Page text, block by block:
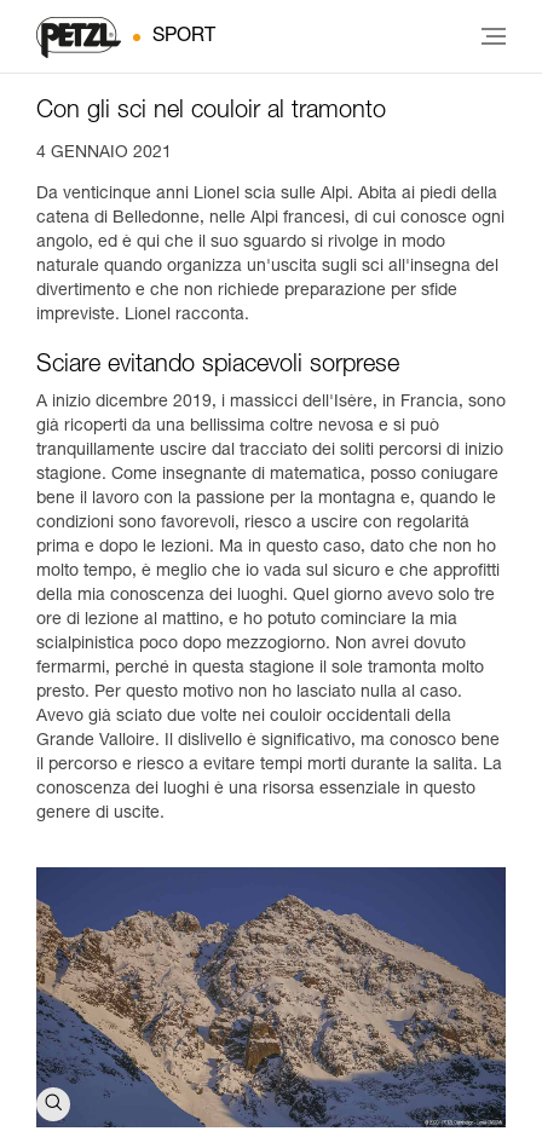
SPORT
Con gli sci nel couloir al tramonto
4 GENNAIO 2021
Da venticinque anni Lionel scia sulle Alpi. Abita ai piedi della
catena di Belledonne, nelle Alpi francesi, di cui conosce ogni
angolo, ed è qui che il suo sguardo si rivolge in modo
naturale quando organizza un'uscita sugli sci all'insegna del
divertimento e che non richiede preparazione per sfide
impreviste. Lionel racconta.
Sciare evitando spiacevoli sorprese
A inizio dicembre 2019, i massicci dell'Isère, in Francia, sono
già ricoperti da una bellissima coltre nevosa e si può
tranquillamente uscire dal tracciato dei soliti percorsi di inizio
stagione. Come insegnante di matematica, posso coniugare
bene il lavoro con la passione per la montagna e, quando le
condizioni sono favorevoli, riesco a uscire con regolarità
prima e dopo le lezioni. Ma in questo caso, dato che non ho
molto tempo, è meglio che io vada sul sicuro e che approfitti
della mia conoscenza dei luoghi. Quel giorno avevo solo tre
ore di lezione al mattino, e ho potuto cominciare la mia
scialpinistica poco dopo mezzogiorno. Non avrei dovuto
fermarmi, perché in questa stagione il sole tramonta molto
presto. Per questo motivo non ho lasciato nulla al caso.
Avevo già sciato due volte nei couloir occidentali della
Grande Valloire. Il dislivello è significativo, ma conosco bene
il percorso e riesco a evitare tempi morti durante la salita. La
conoscenza dei luoghi è una risorsa essenziale in questo
genere di uscite.